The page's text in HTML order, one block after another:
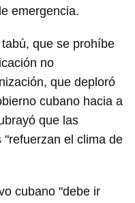
emergencia.
que se prohíbe
no
que deploró
cubano hacia a
que las
el clima de
cubano "debe ir